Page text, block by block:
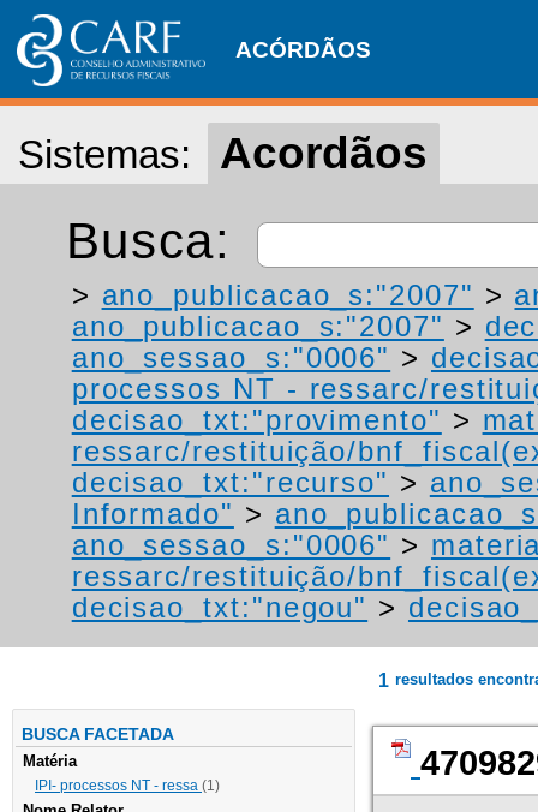
ACÓRDÃOS
Sistemas: Acordãos
Busca:
> ano_publicacao_s:"2007" >
ano_publicacao_s:"2007" >
ano_sessao_s:"0006" >
processos NT - ressarc/
decisao_txt:"provimento" >
ressarc/restituição/
decisao_txt:"recurso" >
Informado" >
ano_sessao_s:"0006" >
ressarc/restituição/
decisao_txt:"negou" >
BUSCA FACETADA
Matéria
IPI- processos NT - ressa (1)
1 resultados